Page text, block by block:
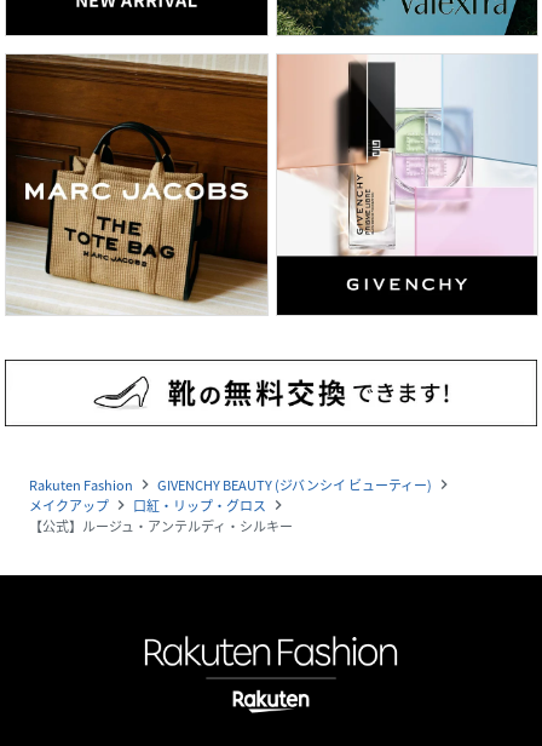
Rakuten Fashion navigate_next GIVENCHY BEAUTY (ジバンシイ ビューティー) navigate_next
メイクアップ navigate_next 口紅・リップ・グロス navigate_next
【公式】ルージュ・アンテルディ・シルキー